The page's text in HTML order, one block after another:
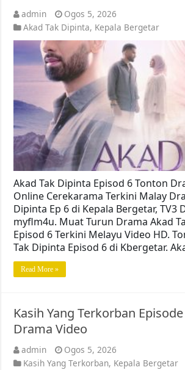
admin
Ogos 5, 2026
Akad Tak Dipinta, Kepala Bergetar
Akad Tak Dipinta Episod 6 Tonton
Online Cerekarama Terkini Malay
Dipinta Ep 6 di Kepala Bergetar, TV3
myflm4u. Muat Turun Drama Akad
Episod 6 Terkini Melayu Video HD.
Tak Dipinta Episod 6 di Kbergetar.
Read More »
Kasih Yang Terkorban
Drama Video
admin
Ogos 5, 2026
Kasih Yang Terkorban, Kepala Bergetar